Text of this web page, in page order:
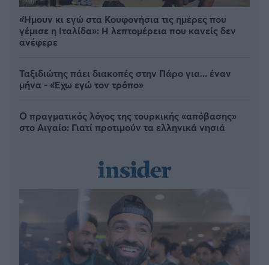
«Ήμουν κι εγώ στα Κουφονήσια τις ημέρες που
γέμισε η Ιταλίδα»: Η λεπτομέρεια που κανείς δεν
ανέφερε
Ταξιδιώτης πάει διακοπές στην Πάρο για... έναν
μήνα - «Έχω εγώ τον τρόπο»
Ο πραγματικός λόγος της τουρκικής «απόβασης»
στο Αιγαίο: Γιατί προτιμούν τα ελληνικά νησιά